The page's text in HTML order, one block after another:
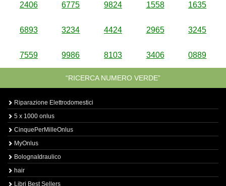
2406 6775 9824 1558 1635
6893 3234 4424 2965 3245
7559 9986 8103 3406 0889
“RICERCA NUMERO VERDE”
Riparazione Elettrodomestici
5 x 1000 onlus
CinquePerMilleOnlus
MyOnlus
BolognaIdraulico
hair
Libri Best Sellers